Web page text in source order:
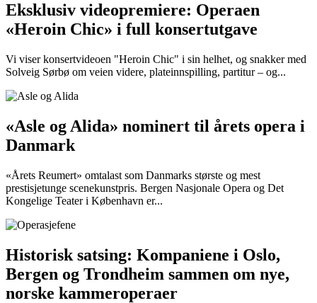
Eksklusiv videopremiere: Operaen
«Heroin Chic» i full konsertutgave
Vi viser konsertvideoen "Heroin Chic" i sin helhet, og snakker med
Solveig Sørbø om veien videre, plateinnspilling, partitur – og...
«Asle og Alida» nominert til årets opera i
Danmark
«Årets Reumert» omtalast som Danmarks største og mest
prestisjetunge scenekunstpris. Bergen Nasjonale Opera og Det
Kongelige Teater i København er...
Historisk satsing: Kompaniene i Oslo,
Bergen og Trondheim sammen om nye,
norske kammeroperaer